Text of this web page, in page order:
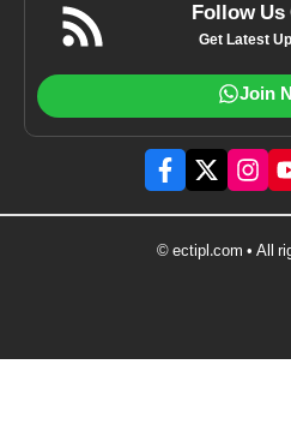
Follow Us
Get Latest
Join
© ectipl.com • All